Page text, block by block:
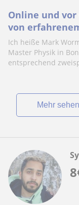
Online und
von
Ich heiße Mark
Master Physik in
entsprechend
Mehr sehen
8